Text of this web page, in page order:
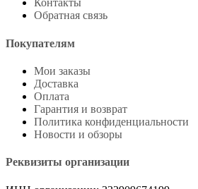
Контакты
Обратная связь
Покупателям
Мои заказы
Доставка
Оплата
Гарантия и возврат
Политика конфиденциальности
Новости и обзоры
Реквизиты организации